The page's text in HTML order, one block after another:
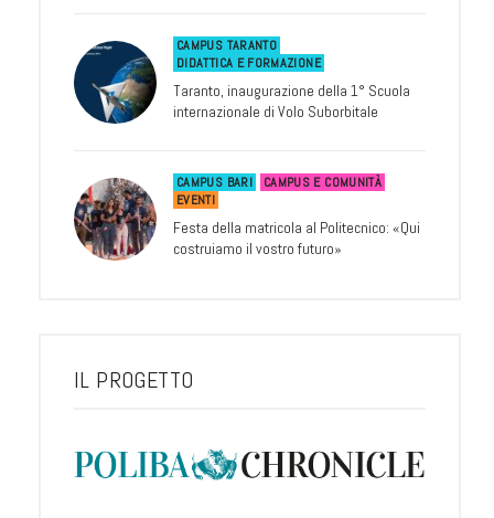
CAMPUS TARANTO
DIDATTICA E FORMAZIONE
Taranto, inaugurazione della 1° Scuola
internazionale di Volo Suborbitale
CAMPUS BARI
CAMPUS E COMUNITÀ
EVENTI
Festa della matricola al Politecnico: «Qui
costruiamo il vostro futuro»
IL PROGETTO